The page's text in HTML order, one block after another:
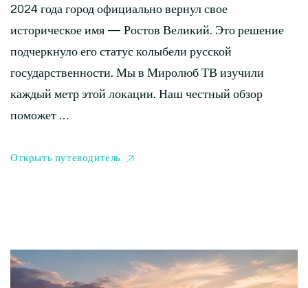
2024 года город официально вернул свое
историческое имя — Ростов Великий. Это решение
подчеркнуло его статус колыбели русской
государственности. Мы в Миролюб ТВ изучили
каждый метр этой локации. Наш честный обзор
поможет …
Открыть путеводитель